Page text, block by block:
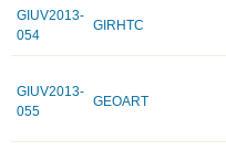
GIUV2013-
054
GIRHTC
GIUV2013-
055
GEOART